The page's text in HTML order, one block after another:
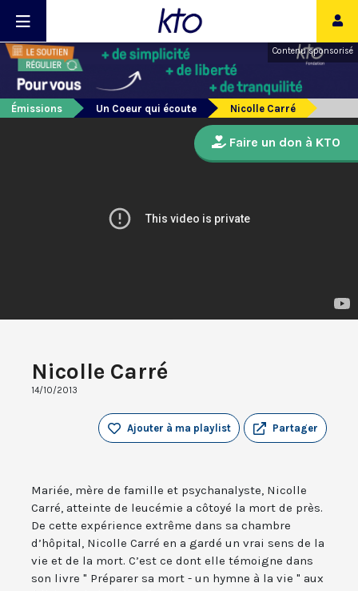
Contenu sponsorisé
Émissions Un Coeur qui écoute Nicolle Carré
Nicolle Carré
14/10/2013
Partager
Ajouter à ma playlist
Mariée, mère de famille et psychanalyste, Nicolle
Carré, atteinte de leucémie a côtoyé la mort de près.
De cette expérience extrême dans sa chambre
d’hôpital, Nicolle Carré en a gardé un vrai sens de la
vie et de la mort. C’est ce dont elle témoigne dans
son livre " Préparer sa mort - un hymne à la vie " aux
Faire un don à KTO